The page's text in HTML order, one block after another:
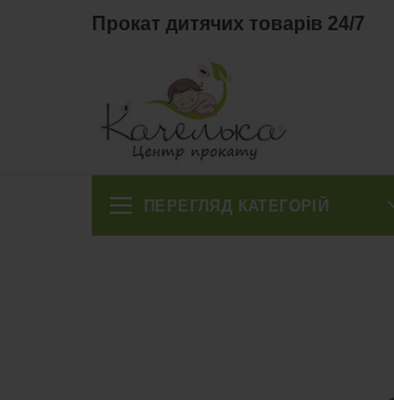
Прокат дитячих товарів 24/7
ПЕРЕГЛЯД КАТЕГОРІЙ